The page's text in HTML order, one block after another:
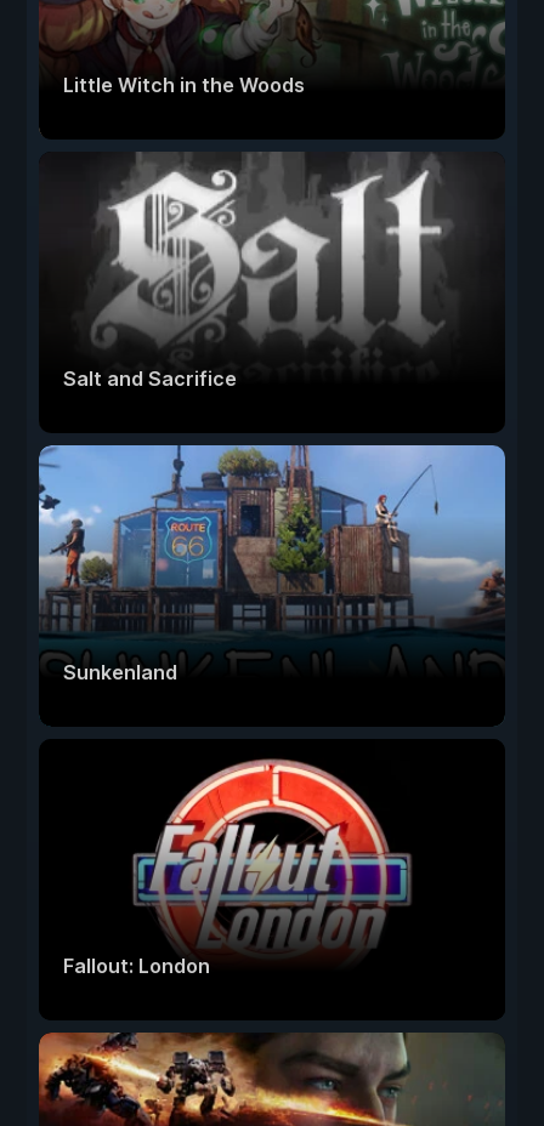
Little Witch in the Woods
Salt and Sacrifice
Sunkenland
Fallout: London